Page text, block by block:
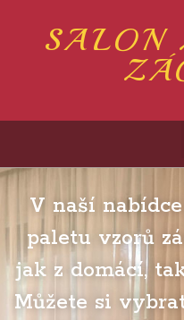
SALON
V naší
paletu vzorů
jak z domácí,
Můžete si